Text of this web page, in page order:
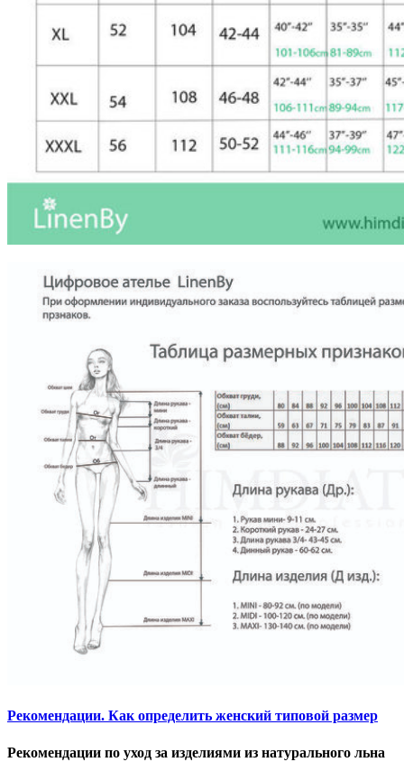
Рекомендации. Как определить женский типовой размер
Рекомендации по уход за изделиями из натурального льна